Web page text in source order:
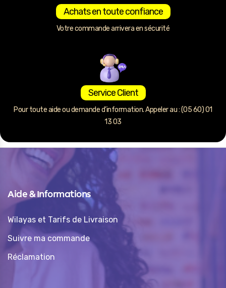
Achats en toute confiance
Votre commande arrivera en sécurité
Service Client
Pour toute aide ou demande d’information. Appeler au : (05 60) 01
13 03
Aide & Informations
Wilayas et Tarifs de Livraison
Suivre ma commande
Réclamation